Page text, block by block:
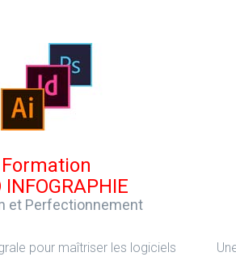
Formation
INFOGRAPHIE
et Perfectionnement
pour maîtriser les logiciels